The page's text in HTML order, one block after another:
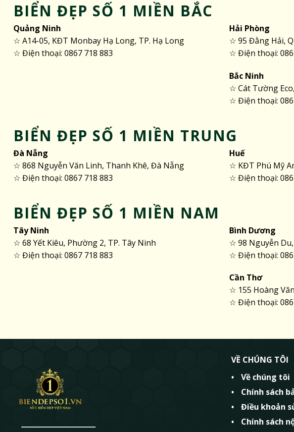
BIỂN ĐẸP SỐ 1 MIỀN BẮC
Quảng Ninh
☆ A14-05, KĐT Monbay Hạ Long, TP. Hạ Long
☆ Điện thoại: 0867 718 883
Hải Phòng
☆ 95 Đằng Hải,
☆ Điện thoại:
Bắc Ninh
☆ Cát Tường
☆ Điện thoại:
BIỂN ĐẸP SỐ 1 MIỀN TRUNG
Đà Nẵng
☆ 868 Nguyễn Văn Linh, Thanh Khê, Đà Nẵng
☆ Điện thoại: 0867 718 883
Huế
☆ KĐT Phú Mỹ
☆ Điện thoại:
BIỂN ĐẸP SỐ 1 MIỀN NAM
Tây Ninh
☆ 68 Yết Kiêu, Phường 2, TP. Tây Ninh
☆ Điện thoại: 0867 718 883
Bình Dương
☆ 98 Nguyễn
☆ Điện thoại:
Cần Thơ
☆ 155 Hoàng
☆ Điện thoại:
VỀ CHÚNG TÔI
Về chúng tôi
Chính sách
Điều khoản
Chính sách